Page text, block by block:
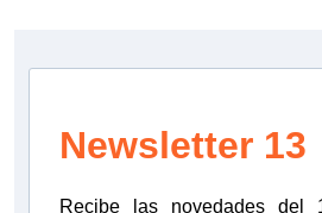
Newsletter 13
Recibe las novedades del